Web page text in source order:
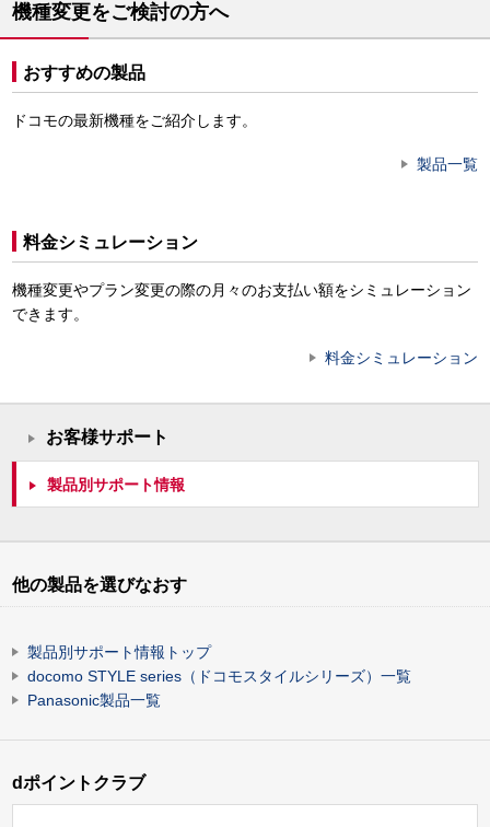
機種変更をご検討の方へ
おすすめの製品
ドコモの最新機種をご紹介します。
製品一覧
料金シミュレーション
機種変更やプラン変更の際の月々のお支払い額をシミュレーション
できます。
料金シミュレーション
お客様サポート
製品別サポート情報
他の製品を選びなおす
製品別サポート情報トップ
docomo STYLE series（ドコモスタイルシリーズ）一覧
Panasonic製品一覧
dポイントクラブ